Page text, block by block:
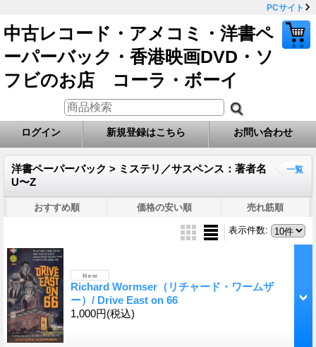
PCサイト
中古レコード・アメコミ・洋書ペ
ーパーバック・香港映画DVD・ソ
フビのお店 コーラ・ボーイ
ログイン 新規登録はこちら お問い合わせ
洋書ペーパーバック > ミステリ／サスペンス：著者名
U〜Z
一覧
おすすめ順 価格の安い順 売れ筋順
表示件数:
Richard Wormser（リチャード・ワームザ
ー）/ Drive East on 66
1,000円(税込)